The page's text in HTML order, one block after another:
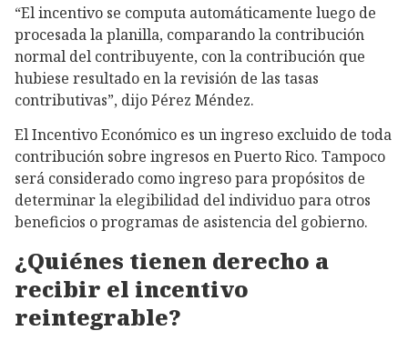
“El incentivo se computa automáticamente luego de
procesada la planilla, comparando la contribución
normal del contribuyente, con la contribución que
hubiese resultado en la revisión de las tasas
contributivas”, dijo Pérez Méndez.
El Incentivo Económico es un ingreso excluido de toda
contribución sobre ingresos en Puerto Rico. Tampoco
será considerado como ingreso para propósitos de
determinar la elegibilidad del individuo para otros
beneficios o programas de asistencia del gobierno.
¿Quiénes tienen derecho a
recibir el incentivo
reintegrable?